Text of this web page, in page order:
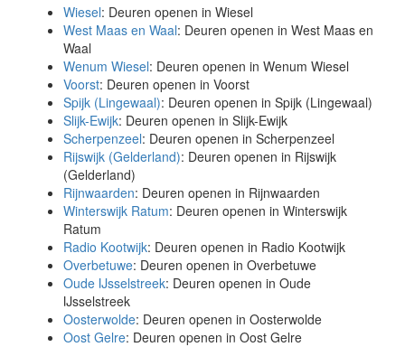
Wiesel: Deuren openen in Wiesel
West Maas en Waal: Deuren openen in West Maas en
Waal
Wenum Wiesel: Deuren openen in Wenum Wiesel
Voorst: Deuren openen in Voorst
Spijk (Lingewaal): Deuren openen in Spijk (Lingewaal)
Slijk-Ewijk: Deuren openen in Slijk-Ewijk
Scherpenzeel: Deuren openen in Scherpenzeel
Rijswijk (Gelderland): Deuren openen in Rijswijk
(Gelderland)
Rijnwaarden: Deuren openen in Rijnwaarden
Winterswijk Ratum: Deuren openen in Winterswijk
Ratum
Radio Kootwijk: Deuren openen in Radio Kootwijk
Overbetuwe: Deuren openen in Overbetuwe
Oude IJsselstreek: Deuren openen in Oude
IJsselstreek
Oosterwolde: Deuren openen in Oosterwolde
Oost Gelre: Deuren openen in Oost Gelre